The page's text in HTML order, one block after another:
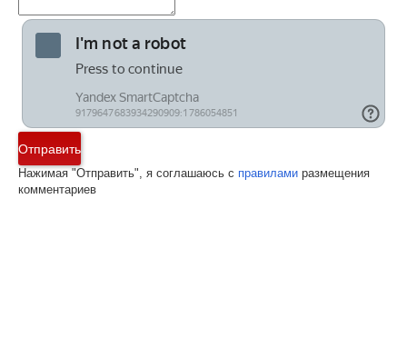
Отправить
Нажимая "Отправить", я соглашаюсь с правилами размещения
комментариев